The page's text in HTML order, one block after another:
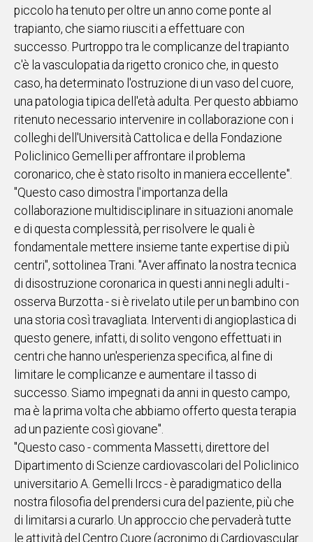
piccolo ha tenuto per oltre un anno come ponte al
trapianto, che siamo riusciti a effettuare con
successo. Purtroppo tra le complicanze del trapianto
c'è la vasculopatia da rigetto cronico che, in questo
caso, ha determinato l'ostruzione di un vaso del cuore,
una patologia tipica dell'età adulta. Per questo abbiamo
ritenuto necessario intervenire in collaborazione con i
colleghi dell'Università Cattolica e della Fondazione
Policlinico Gemelli per affrontare il problema
coronarico, che è stato risolto in maniera eccellente".
"Questo caso dimostra l'importanza della
collaborazione multidisciplinare in situazioni anomale
e di questa complessità, per risolvere le quali è
fondamentale mettere insieme tante expertise di più
centri", sottolinea Trani. "Aver affinato la nostra tecnica
di disostruzione coronarica in questi anni negli adulti -
osserva Burzotta - si è rivelato utile per un bambino con
una storia così travagliata. Interventi di angioplastica di
questo genere, infatti, di solito vengono effettuati in
centri che hanno un'esperienza specifica, al fine di
limitare le complicanze e aumentare il tasso di
successo. Siamo impegnati da anni in questo campo,
ma è la prima volta che abbiamo offerto questa terapia
ad un paziente così giovane".
"Questo caso - commenta Massetti, direttore del
Dipartimento di Scienze cardiovascolari del Policlinico
universitario A. Gemelli Irccs - è paradigmatico della
nostra filosofia del prendersi cura del paziente, più che
di limitarsi a curarlo. Un approccio che pervaderà tutte
le attività del Centro Cuore (acronimo di Cardiovascular